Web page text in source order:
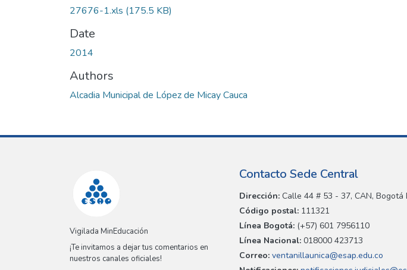
27676-1.xls (175.5 KB)
Date
2014
Authors
Alcadia Municipal de López de Micay Cauca
Vigilada MinEducación
¡Te invitamos a dejar tus comentarios en
nuestros canales oficiales!
Contacto Sede Central
Dirección: Calle 44 # 53 - 37, CAN, Bogotá
Código postal: 111321
Línea Bogotá: (+57) 601 7956110
Línea Nacional: 018000 423713
Correo: ventanillaunica@esap.edu.co